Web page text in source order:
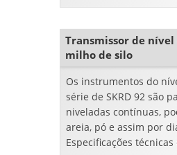
0.3MpaAccuracy: ±
Transmissor de
milho de silo
Os instrumentos do
série de SKRD 92 são
niveladas contínuas,
areia, pó e assim por
Especificações